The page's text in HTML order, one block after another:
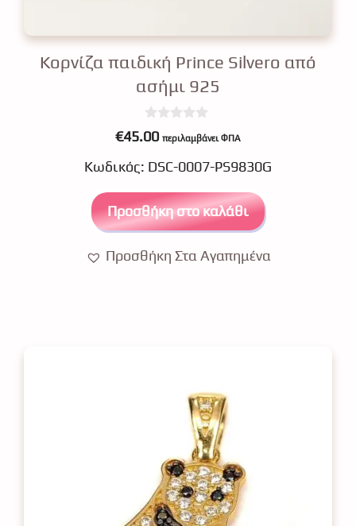
Κορνίζα παιδική Prince Silvero από
ασήμι 925
0
o
5
€45.00 περιλαμβάνει ΦΠΑ
Κωδικός: DSC-0007-PS9830G
Προσθήκη στο καλάθι
Προσθήκη Στα Αγαπημένα